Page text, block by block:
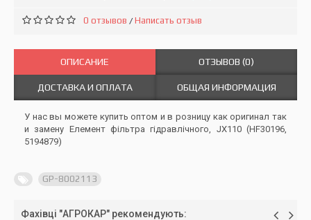
0 отзывов /Написать отзыв
ОПИСАНИЕ ОТЗЫВОВ (0)
ДОСТАВКА И ОПЛАТА ОБЩАЯ ИНФОРМАЦИЯ
У нас вы можете купить оптом и в розницу как оригинал так
и замену Елемент фільтра гідравлічного, JX110 (HF30196,
5194879)
GP-8002113
Фахівці "АГРОКАР" рекомендують: